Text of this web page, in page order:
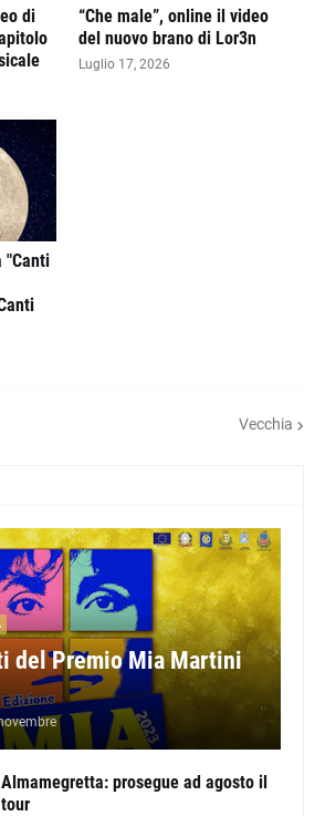
di
“Che male”, online il video
del nuovo brano di Lor3n
Luglio 17, 2026
"Canti
Vecchia
del Premio Mia Martini
Almamegretta: prosegue ad agosto il
tour